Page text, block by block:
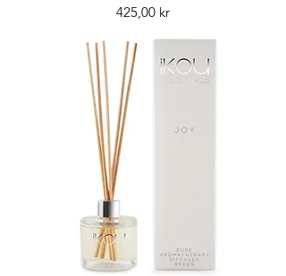
Pris
425,00 kr